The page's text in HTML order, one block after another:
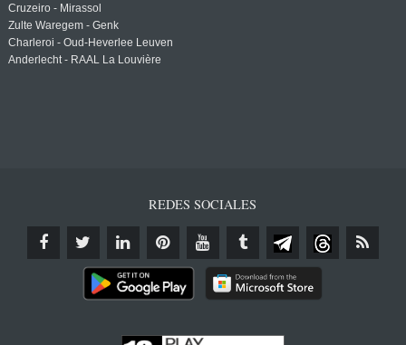
Cruzeiro - Mirassol
Zulte Waregem - Genk
Charleroi - Oud-Heverlee Leuven
Anderlecht - RAAL La Louvière
REDES SOCIALES